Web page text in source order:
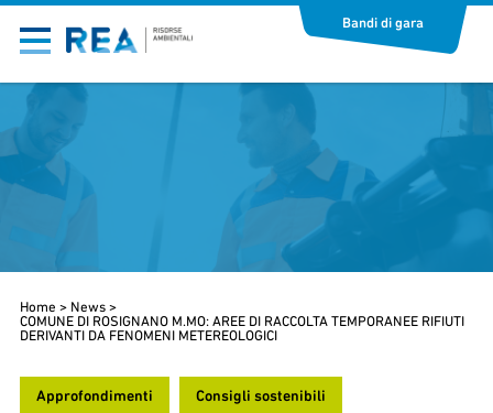
Bandi di gara
Home > News>
COMUNE DI ROSIGNANO M.MO: AREE DI RACCOLTA TEMPORANEE RIFIUTI
DERIVANTI DA FENOMENI METEREOLOGICI
Approfondimenti Consigli sostenibili